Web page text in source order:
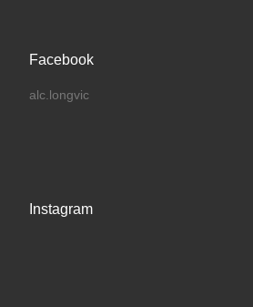
Facebook
alc.longvic
Instagram